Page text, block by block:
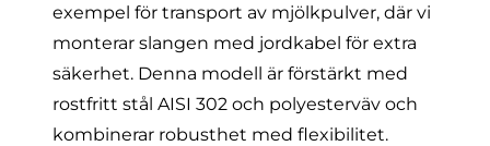
exempel för transport av mjölkpulver, där vi
monterar slangen med jordkabel för extra
säkerhet. Denna modell är förstärkt med
rostfritt stål AISI 302 och polyesterväv och
kombinerar robusthet med flexibilitet.